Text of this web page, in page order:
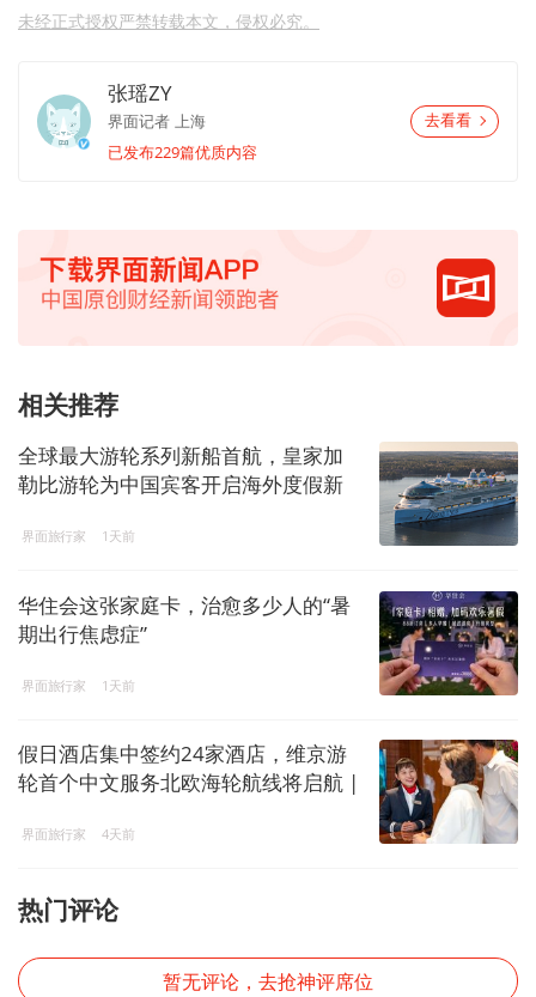
未经正式授权严禁转载本文，侵权必究。
张瑶ZY
界面记者 上海
已发布229篇优质内容
去看看
相关推荐
全球最大游轮系列新船首航，皇家加
勒比游轮为中国宾客开启海外度假新
界面旅行家 1天前
华住会这张家庭卡，治愈多少人的“暑
期出行焦虑症”
界面旅行家 1天前
假日酒店集中签约24家酒店，维京游
轮首个中文服务北欧海轮航线将启航 |
界面旅行家 4天前
热门评论
暂无评论，去抢神评席位